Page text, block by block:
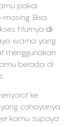
pakai
Bisa
fiturnya di
warna yang
menggunakan
berada di
ke
cahayanya
kamu supaya